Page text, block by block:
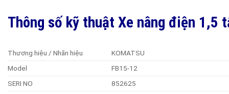
Thông số kỹ thuật Xe nâng điện 1,5
Thương hiệu / Nhãn hiệu
KOMATSU
Model
FB15-12
SERI NO
852625